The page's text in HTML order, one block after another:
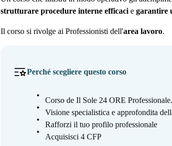
strutturare procedure interne efficaci e garantire
Il corso si rivolge ai Professionisti dell'area lavoro.
Perché scegliere questo corso
Corso de Il Sole 24 ORE
Visione specialistica e approfondita
Rafforzi il tuo profilo professionale
Acquisisci 4 CFP